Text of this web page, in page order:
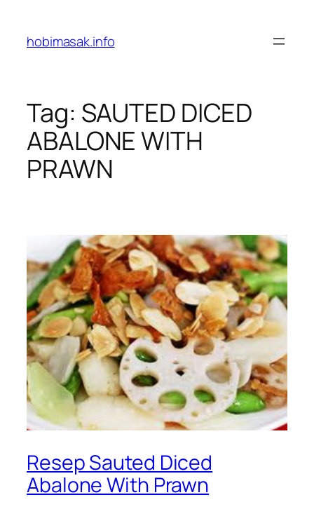
content
hobimasak.info
Tag: SAUTED DICED
ABALONE WITH
PRAWN
Resep Sauted Diced
Abalone With Prawn